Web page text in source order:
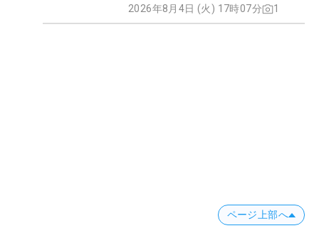
2026年8月4日 (火) 17時07分 1
ページ上部へ